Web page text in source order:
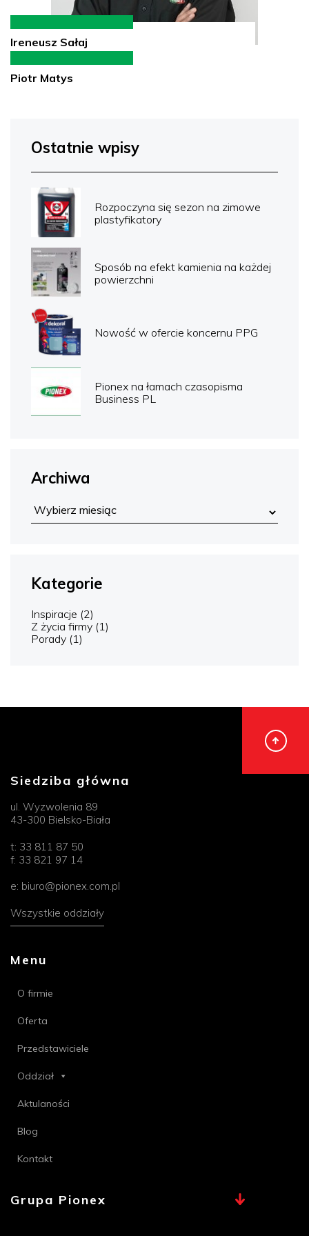
Ireneusz Sałaj
Piotr Matys
Ostatnie wpisy
Rozpoczyna się sezon na zimowe
plastyfikatory
Sposób na efekt kamienia na każdej
powierzchni
Nowość w ofercie koncernu PPG
Pionex na łamach czasopisma
Business PL
Archiwa
Kategorie
Inspiracje (2)
Z życia firmy (1)
Porady (1)
Siedziba główna
ul. Wyzwolenia 89
43-300 Bielsko-Biała
t: 33 811 87 50
f: 33 821 97 14
e: biuro@pionex.com.pl
Wszystkie oddziały
Menu
O firmie
Oferta
Przedstawiciele
Oddział
Aktulaności
Blog
Kontakt
Grupa Pionex